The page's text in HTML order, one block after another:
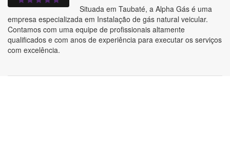
Situada em Taubaté, a Alpha Gás é uma
empresa especializada em Instalação de gás natural veicular.
Contamos com uma equipe de profissionais altamente
qualificados e com anos de experiência para executar os serviços
com excelência.